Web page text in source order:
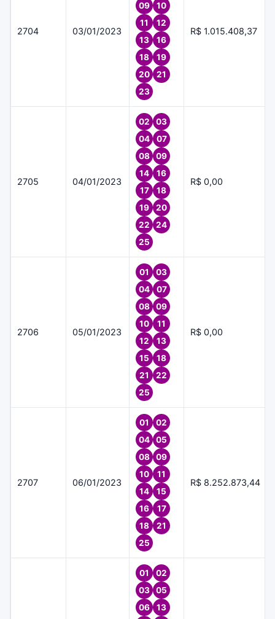
2704 03/01/2023
09
10
11
12
13
16
18
19
20
21
23
R$ 1.015.408,37
2705 04/01/2023
02
03
04
07
08
09
14
16
17
18
19
20
22
24
25
R$ 0,00
2706 05/01/2023
01
03
04
07
08
09
10
11
12
13
15
18
21
22
25
R$ 0,00
2707 06/01/2023
01
02
04
05
08
09
10
11
14
15
16
17
18
21
25
R$ 8.252.873,44
01
02
03
05
06
13